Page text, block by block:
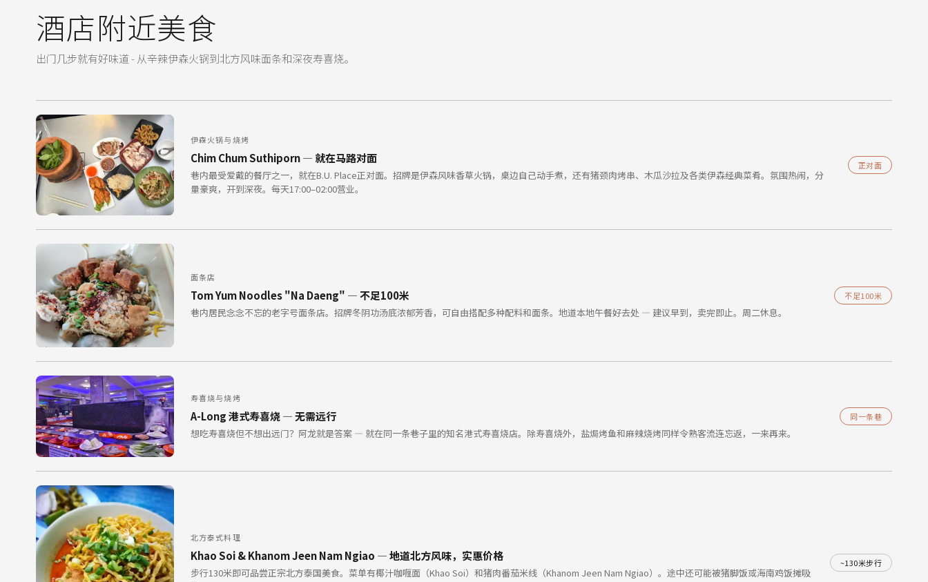
酒店附近美食
出门几步就有好味道 - 从辛辣伊森火锅到北方风味面条和深夜寿喜烧。
伊森火锅与烧烤
Chim Chum Suthiporn — 就在马路对面
巷内最受爱戴的餐厅之一，就在B.U. Place正对面。招牌是伊森风味香草火锅，桌边自己动手煮，还有猪颈肉烤串、木瓜沙拉及各类伊森经典菜肴。氛围热闹，分
量豪爽，开到深夜。每天17:00–02:00营业。
正对面
面条店
Tom Yum Noodles "Na Daeng" — 不足100米
巷内居民念念不忘的老字号面条店。招牌冬阴功汤底浓郁芳香，可自由搭配多种配料和面条。地道本地午餐好去处 — 建议早到，卖完即止。周二休息。
不足100米
寿喜烧与烧烤
A-Long 港式寿喜烧 — 无需远行
想吃寿喜烧但不想出远门？阿龙就是答案 — 就在同一条巷子里的知名港式寿喜烧店。除寿喜烧外，盐焗烤鱼和麻辣烧烤同样令熟客流连忘返，一来再来。
同一条巷
北方泰式料理
Khao Soi & Khanom Jeen Nam Ngiao — 地道北方风味，实惠价格
步行130米即可品尝正宗北方泰国美食。菜单有椰汁咖喱面（Khao Soi）和猪肉番茄米线（Khanom Jeen Nam Ngiao）。途中还可能被猪脚饭或海南鸡饭摊吸
~130米步行